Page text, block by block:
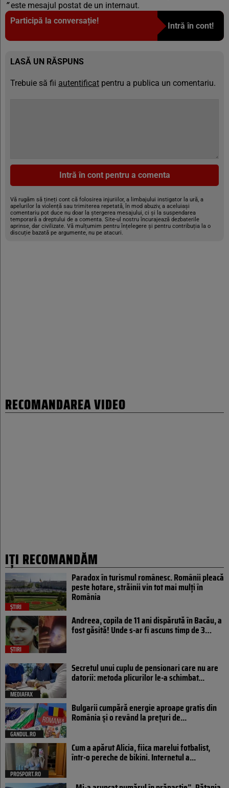
” este mesajul postat de un internaut.
Participă la conversație!
Intră în cont!
LASĂ UN RĂSPUNS
Trebuie să fii autentificat pentru a publica un comentariu.
Intră în cont pentru a comenta
Vă rugăm să țineți cont că folosirea injuriilor, a limbajului instigator la ură, a
apelurilor la violență sau trimiterea repetată, în mod abuziv, a aceluiași
comentariu pot duce nu doar la ștergerea mesajului, ci și la suspendarea
temporară a dreptului de a comenta. Site-ul nostru încurajează dezbaterile
aprinse, dar civilizate. Vă mulțumim pentru înțelegere și pentru contribuția la o
discuție bazată pe argumente, nu pe atacuri.
RECOMANDAREA VIDEO
IȚI RECOMANDĂM
ȘTIRI
Paradox în turismul românesc. Românii pleacă
peste hotare, străinii vin tot mai mulți în
România
ȘTIRI
Andreea, copila de 11 ani dispărută în Bacău, a
fost găsită! Unde s-ar fi ascuns timp de 3…
MEDIAFAX
Secretul unui cuplu de pensionari care nu are
datorii: metoda plicurilor le-a schimbat...
GANDUL.RO
Bulgarii cumpără energie aproape gratis din
România și o revând la prețuri de...
PROSPORT.RO
Cum a apărut Alicia, fiica marelui fotbalist,
într-o pereche de bikini. Internetul a...